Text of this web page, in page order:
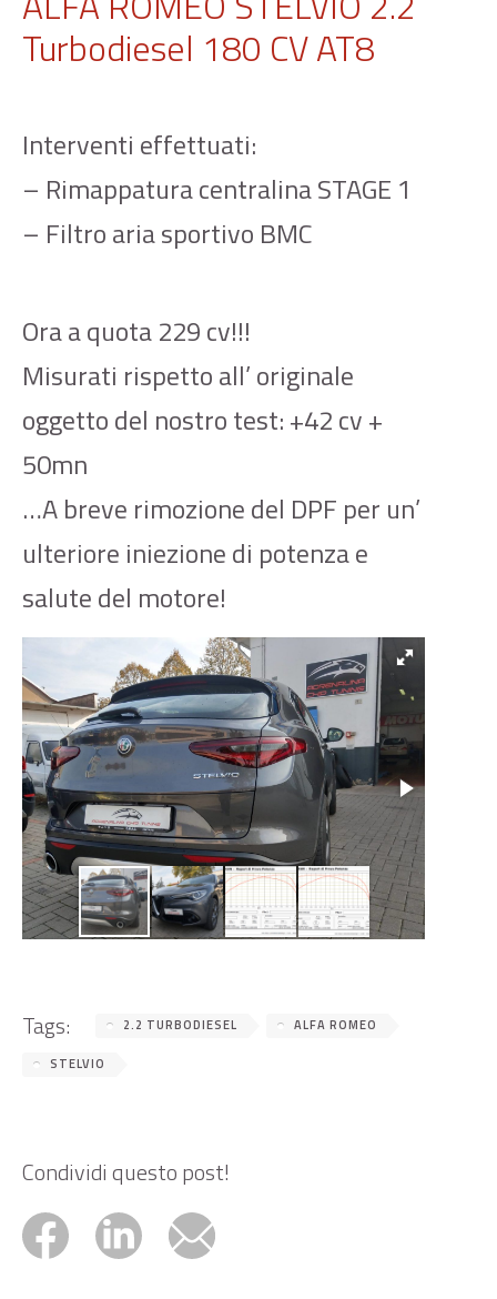
Turbodiesel 180 CV AT8
Interventi effettuati:
– Rimappatura centralina STAGE 1
– Filtro aria sportivo BMC
Ora a quota 229 cv!!!
Misurati rispetto all’ originale
oggetto del nostro test: +42 cv +
50mn
…A breve rimozione del DPF per un’
ulteriore iniezione di potenza e
salute del motore!
Tags: 2.2 TURBODIESEL ALFA ROMEO
STELVIO
Condividi questo post!